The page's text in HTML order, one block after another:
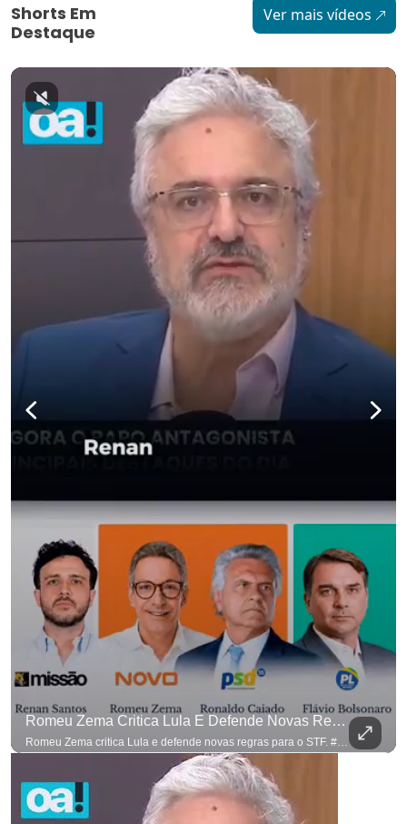
Shorts Em
Destaque
Ver mais vídeos
Romeu Zema Critica Lula E Defende Novas Regras Para O STF. #OAntagonista